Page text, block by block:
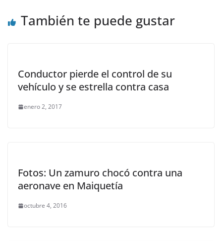
También te puede gustar
Conductor pierde el control de su
vehículo y se estrella contra casa
enero 2, 2017
Fotos: Un zamuro chocó contra una
aeronave en Maiquetía
octubre 4, 2016